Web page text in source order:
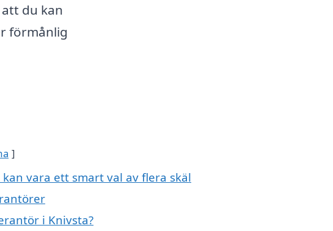
du kan
förmånlig
vara ett smart val av flera skäl
i Knivsta?